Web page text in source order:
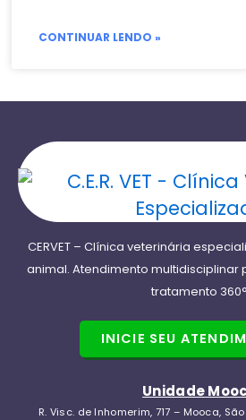
CONTINUAR LENDO »
CERVET – Clínica veterinária
animal. Atendimento multidisciplinar
tratamento
INICIE SEU
Unidade
R. Visc. de Inhomerim, 717 – Mooca,